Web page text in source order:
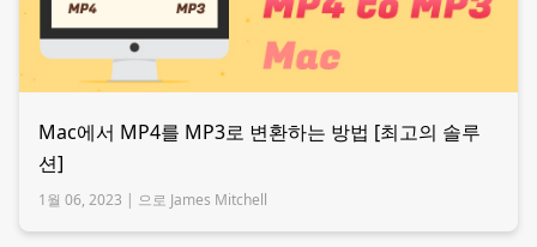
Mac에서 MP4를 MP3로 변환하는 방법 [최고의 솔루
션]
1월 06, 2023 | 으로 James Mitchell